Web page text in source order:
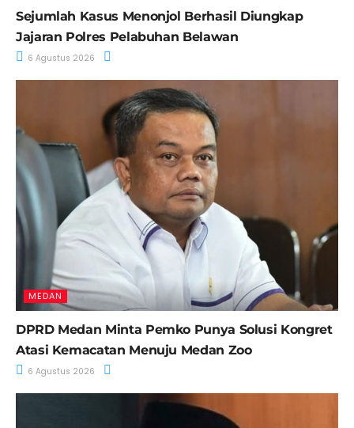
Sejumlah Kasus Menonjol Berhasil Diungkap
Jajaran Polres Pelabuhan Belawan
6 Agustus 2026
MEDAN
DPRD Medan Minta Pemko Punya Solusi Kongret
Atasi Kemacatan Menuju Medan Zoo
6 Agustus 2026